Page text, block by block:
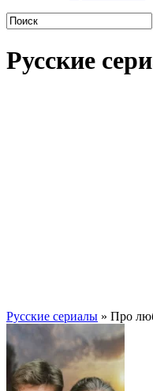
Русские
Русские сериалы » Про